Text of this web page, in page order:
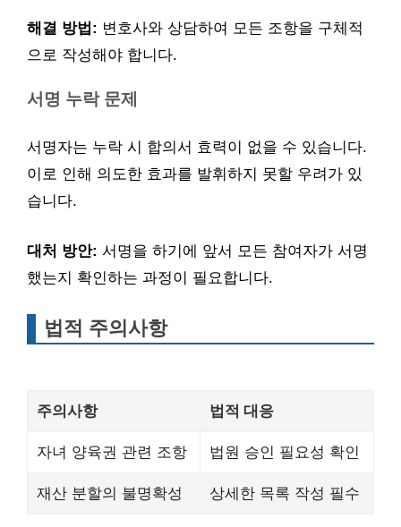
해결 방법: 변호사와 상담하여 모든 조항을 구체적
으로 작성해야 합니다.
서명 누락 문제
서명자는 누락 시 합의서 효력이 없을 수 있습니다.
이로 인해 의도한 효과를 발휘하지 못할 우려가 있
습니다.
대처 방안: 서명을 하기에 앞서 모든 참여자가 서명
했는지 확인하는 과정이 필요합니다.
법적 주의사항
주의사항 법적 대응
자녀 양육권 관련 조항 법원 승인 필요성 확인
재산 분할의 불명확성 상세한 목록 작성 필수